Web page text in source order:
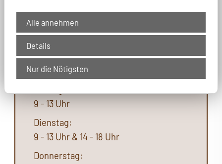
Telefon: 03 57 55. 550 440
ortrand@hoerakustik-landgraf.de
Öffnungszeiten:
9 - 13 Uhr
Dienstag:
9 - 13 Uhr & 14 - 18 Uhr
Donnerstag:
Alle annehmen
Details
Nur die Nötigsten